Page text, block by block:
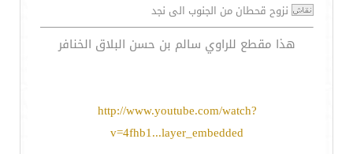
نزوح قحطان من الجنوب الى نجد
هذا مقطع للراوي سالم بن حسن البلاق الخنافر
http://www.youtube.com/watch?
v=4fhb1...layer_embedded